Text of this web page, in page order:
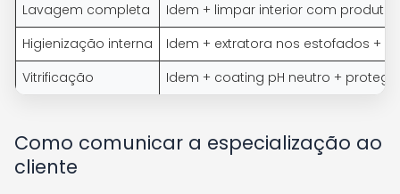
Lavagem completa
Idem + limpar interior com produto
Higienização interna
Idem + extratora nos estofados +
Vitrificação
Idem + coating pH neutro +
Como comunicar a especialização ao
cliente